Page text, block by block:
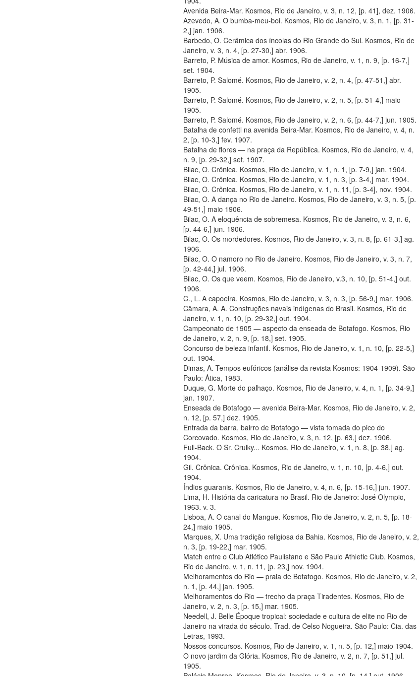
Avenida Beira-Mar. Kosmos, Rio de Janeiro, v. 3, n. 12, [p. 41], dez. 1906.
Azevedo, A. O bumba-meu-boi. Kosmos, Rio de Janeiro, v. 3, n. 1, [p. 31-
2,] jan. 1906.
Barbedo, O. Cerâmica dos íncolas do Rio Grande do Sul. Kosmos, Rio de
Janeiro, v. 3, n. 4, [p. 27-30,] abr. 1906.
Barreto, P. Música de amor. Kosmos, Rio de Janeiro, v. 1, n. 9, [p. 16-7,]
set. 1904.
Barreto, P. Salomé. Kosmos, Rio de Janeiro, v. 2, n. 4, [p. 47-51,] abr.
1905.
Barreto, P. Salomé. Kosmos, Rio de Janeiro, v. 2, n. 5, [p. 51-4,] maio
1905.
Barreto, P. Salomé. Kosmos, Rio de Janeiro, v. 2, n. 6, [p. 44-7,] jun. 1905.
Batalha de confetti na avenida Beira-Mar. Kosmos, Rio de Janeiro, v. 4, n.
2, [p. 10-3,] fev. 1907.
Batalha de flores — na praça da República. Kosmos, Rio de Janeiro, v. 4,
n. 9, [p. 29-32,] set. 1907.
Bilac, O. Crônica. Kosmos, Rio de Janeiro, v. 1, n. 1, [p. 7-9,] jan. 1904.
Bilac, O. Crônica. Kosmos, Rio de Janeiro, v. 1, n. 3, [p. 3-4,] mar. 1904.
Bilac, O. Crônica. Kosmos, Rio de Janeiro, v. 1, n. 11, [p. 3-4], nov. 1904.
Bilac, O. A dança no Rio de Janeiro. Kosmos, Rio de Janeiro, v. 3, n. 5, [p.
49-51,] maio 1906.
Bilac, O. A eloquência de sobremesa. Kosmos, Rio de Janeiro, v. 3, n. 6,
[p. 44-6,] jun. 1906.
Bilac, O. Os mordedores. Kosmos, Rio de Janeiro, v. 3, n. 8, [p. 61-3,] ag.
1906.
Bilac, O. O namoro no Rio de Janeiro. Kosmos, Rio de Janeiro, v. 3, n. 7,
[p. 42-44,] jul. 1906.
Bilac, O. Os que veem. Kosmos, Rio de Janeiro, v.3, n. 10, [p. 51-4,] out.
1906.
C., L. A capoeira. Kosmos, Rio de Janeiro, v. 3, n. 3, [p. 56-9,] mar. 1906.
Câmara, A. A. Construções navais indígenas do Brasil. Kosmos, Rio de
Janeiro, v. 1, n. 10, [p. 29-32,] out. 1904.
Campeonato de 1905 — aspecto da enseada de Botafogo. Kosmos, Rio
de Janeiro, v. 2, n. 9, [p. 18,] set. 1905.
Concurso de beleza infantil. Kosmos, Rio de Janeiro, v. 1, n. 10, [p. 22-5,]
out. 1904.
Dimas, A. Tempos eufóricos (análise da revista Kosmos: 1904-1909). São
Paulo: Ática, 1983.
Duque, G. Morte do palhaço. Kosmos, Rio de Janeiro, v. 4, n. 1, [p. 34-9,]
jan. 1907.
Enseada de Botafogo — avenida Beira-Mar. Kosmos, Rio de Janeiro, v. 2,
n. 12, [p. 57,] dez. 1905.
Entrada da barra, bairro de Botafogo — vista tomada do pico do
Corcovado. Kosmos, Rio de Janeiro, v. 3, n. 12, [p. 63,] dez. 1906.
Full-Back. O Sr. Crulky... Kosmos, Rio de Janeiro, v. 1, n. 8, [p. 38,] ag.
1904.
Gil. Crônica. Crônica. Kosmos, Rio de Janeiro, v. 1, n. 10, [p. 4-6,] out.
1904.
Índios guaranis. Kosmos, Rio de Janeiro, v. 4, n. 6, [p. 15-16,] jun. 1907.
Lima, H. História da caricatura no Brasil. Rio de Janeiro: José Olympio,
1963. v. 3.
Lisboa, A. O canal do Mangue. Kosmos, Rio de Janeiro, v. 2, n. 5, [p. 18-
24,] maio 1905.
Marques, X. Uma tradição religiosa da Bahia. Kosmos, Rio de Janeiro, v. 2,
n. 3, [p. 19-22,] mar. 1905.
Match entre o Club Atlético Paulistano e São Paulo Athletic Club. Kosmos,
Rio de Janeiro, v. 1, n. 11, [p. 23,] nov. 1904.
Melhoramentos do Rio — praia de Botafogo. Kosmos, Rio de Janeiro, v. 2,
n. 1, [p. 44,] jan. 1905.
Melhoramentos do Rio — trecho da praça Tiradentes. Kosmos, Rio de
Janeiro, v. 2, n. 3, [p. 15,] mar. 1905.
Needell, J. Belle Époque tropical: sociedade e cultura de elite no Rio de
Janeiro na virada do século. Trad. de Celso Nogueira. São Paulo: Cia. das
Letras, 1993.
Nossos concursos. Kosmos, Rio de Janeiro, v. 1, n. 5, [p. 12,] maio 1904.
O novo jardim da Glória. Kosmos, Rio de Janeiro, v. 2, n. 7, [p. 51,] jul.
1905.